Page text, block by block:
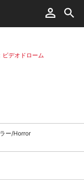
ビデオドローム
ー/Horror